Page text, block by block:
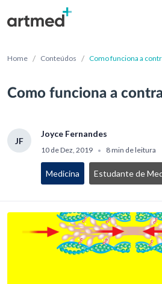
Home / Conteúdos / Como funciona a
Como funciona a
JF
Joyce Fernandes
10 de Dez, 2019 • 8 min de leitura
Medicina Estudante de